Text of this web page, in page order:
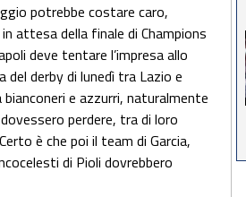
potrebbe costare caro,
attesa della finale di Champions
deve tentare l’impresa allo
derby di lunedì tra Lazio e
e azzurri, naturalmente
perdere, tra di loro
è che poi il team di Garcia,
di Pioli dovrebbero